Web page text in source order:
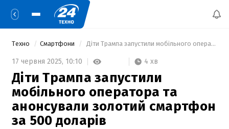
Техно Смартфони Діти Трампа запустили мобільного оператора та анонсували золотий смартфон за 500 доларів
17 червня 2025, 10:10 4 хв
Діти Трампа запустили
мобільного оператора та
анонсували золотий смартфон
за 500 доларів